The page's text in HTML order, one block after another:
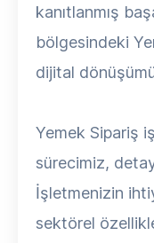
kanıtlanmış
bölgesindeki
dijital
Yemek Sipariş
sürecimiz,
İşletmenizin
sektörel